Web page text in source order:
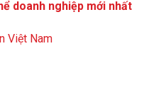
doanh nghiệp mới nhất
Việt Nam